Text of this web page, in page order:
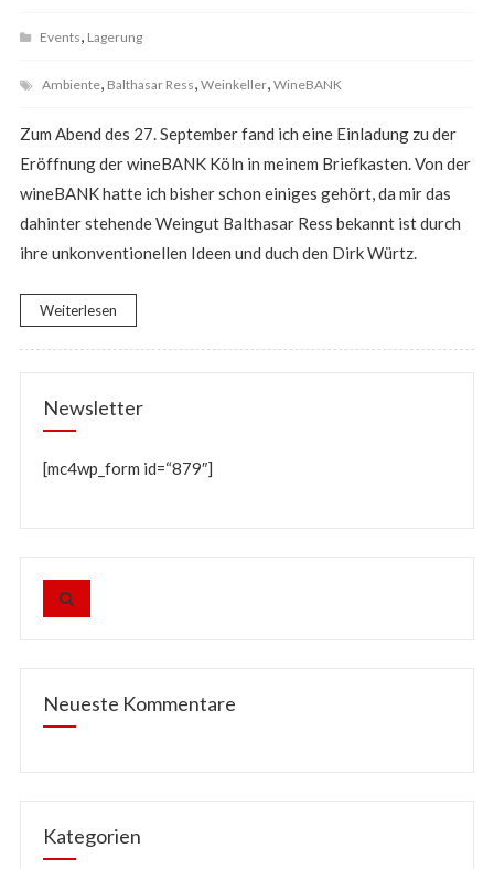
Events, Lagerung
Ambiente, Balthasar Ress, Weinkeller, WineBANK
Zum Abend des 27. September fand ich eine Einladung zu der
Eröffnung der wineBANK Köln in meinem Briefkasten. Von der
wineBANK hatte ich bisher schon einiges gehört, da mir das
dahinter stehende Weingut Balthasar Ress bekannt ist durch
ihre unkonventionellen Ideen und duch den Dirk Würtz.
Weiterlesen
Newsletter
[mc4wp_form id=“879″]
Neueste Kommentare
Kategorien